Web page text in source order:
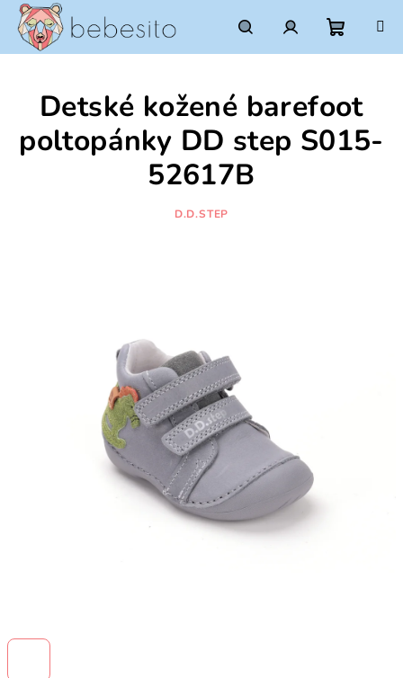
Prejsť
obsah
HľadaťPrihlásenie
košík
Detské kožené barefoot
poltopánky DD step S015-
52617B
D.D.STEP